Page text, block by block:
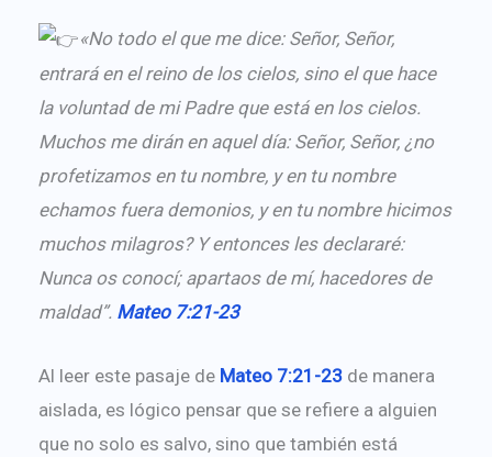
«No todo el que me dice: Señor, Señor,
entrará en el reino de los cielos, sino el que hace
la voluntad de mi Padre que está en los cielos.
Muchos me dirán en aquel día: Señor, Señor, ¿no
profetizamos en tu nombre, y en tu nombre
echamos fuera demonios, y en tu nombre hicimos
muchos milagros? Y entonces les declararé:
Nunca os conocí; apartaos de mí, hacedores de
maldad”. Mateo 7:21-23
Al leer este pasaje de Mateo 7:21-23de manera
aislada, es lógico pensar que se refiere a alguien
que no solo es salvo, sino que también está